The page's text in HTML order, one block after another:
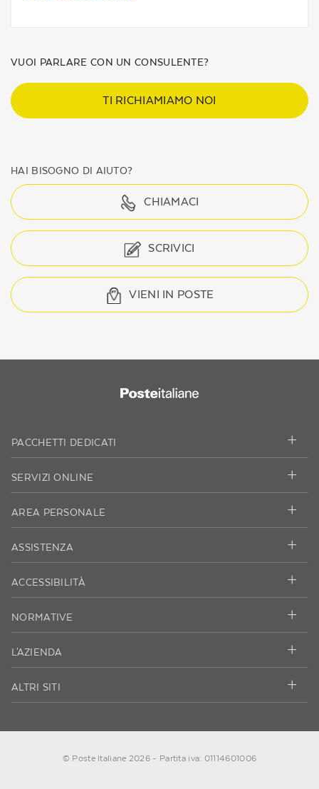
VUOI PARLARE CON UN CONSULENTE?
TI RICHIAMIAMO NOI
HAI BISOGNO DI AIUTO?
CHIAMACI
SCRIVICI
VIENI IN POSTE
PACCHETTI DEDICATI
SERVIZI ONLINE
AREA PERSONALE
ASSISTENZA
ACCESSIBILITÀ
NORMATIVE
L'AZIENDA
ALTRI SITI
© Poste Italiane 2026 - Partita iva: 01114601006